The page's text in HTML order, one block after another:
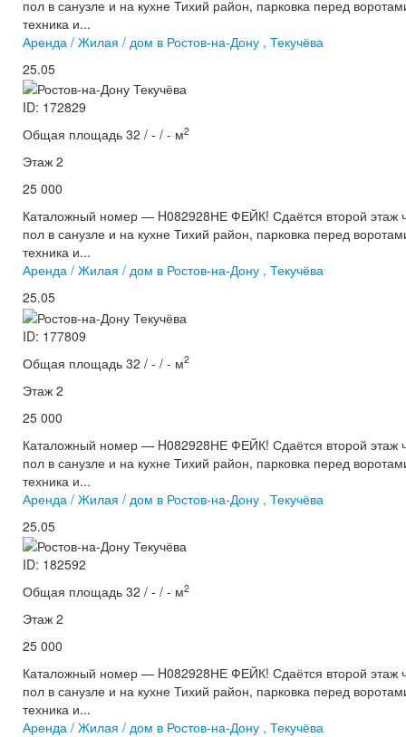
пол в санузле и на кухне Тихий район, парковка перед
техника и...
Аренда / Жилая / дом в Ростов-на-Дону , Текучёва
25.05
ID: 172829
Общая площадь 32 / - / - м2
Этаж 2
25 000
Каталожный номер — H082928НЕ ФЕЙК! Сдаётся второй этаж
пол в санузле и на кухне Тихий район, парковка перед
техника и...
Аренда / Жилая / дом в Ростов-на-Дону , Текучёва
25.05
ID: 177809
Общая площадь 32 / - / - м2
Этаж 2
25 000
Каталожный номер — H082928НЕ ФЕЙК! Сдаётся второй этаж
пол в санузле и на кухне Тихий район, парковка перед
техника и...
Аренда / Жилая / дом в Ростов-на-Дону , Текучёва
25.05
ID: 182592
Общая площадь 32 / - / - м2
Этаж 2
25 000
Каталожный номер — H082928НЕ ФЕЙК! Сдаётся второй этаж
пол в санузле и на кухне Тихий район, парковка перед
техника и...
Аренда / Жилая / дом в Ростов-на-Дону , Текучёва